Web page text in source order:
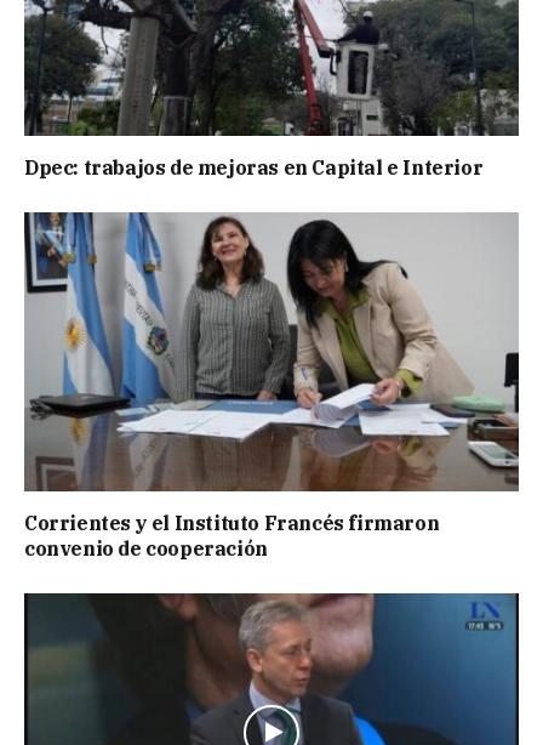
Dpec: trabajos de mejoras en Capital e Interior
Corrientes y el Instituto Francés firmaron
convenio de cooperación